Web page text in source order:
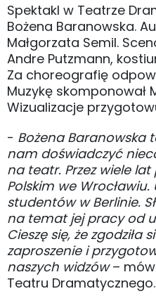
Spektakl w Teatrze
Bożena Baranowska.
Małgorzata Semil.
Andre Putzmann,
Za choreografię
Muzykę skomponował
Wizualizacje
- Bożena Baranowska
nam doświadczyć
na teatr. Przez wiele
Polskim we
studentów w Berlinie.
na temat jej pracy od
Cieszę się, że zgodziła
zaproszenie i
naszych widzów–
Teatru Dramatycznego.